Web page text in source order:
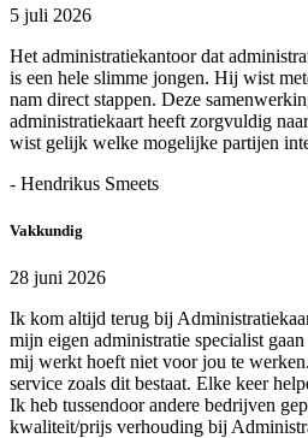
5 juli 2026
Het administratiekantoor dat
is een hele slimme jongen. Hij wist
nam direct stappen. Deze
administratiekaart heeft zorgvuldig
wist gelijk welke mogelijke partijen
- Hendrikus Smeets
Vakkundig
28 juni 2026
Ik kom altijd terug bij
mijn eigen administratie specialist
mij werkt hoeft niet voor jou te
service zoals dit bestaat. Elke keer
Ik heb tussendoor andere bedrijven
kwaliteit/prijs verhouding bij